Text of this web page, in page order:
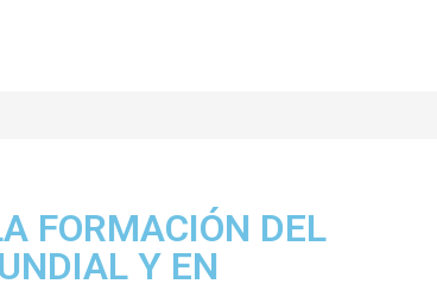
FORMACIÓN DEL
Y EN